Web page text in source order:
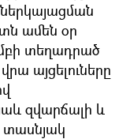
ներկայացման
ամեն օր
տեղադրած
այցելուները
զվարճալի և
տասնյակ